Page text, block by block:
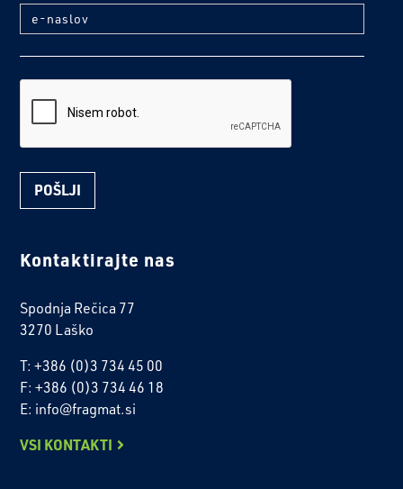
e-naslov
Kontaktirajte nas
Spodnja Rečica 77
3270 Laško
T: +386 (0)3 734 45 00
F: +386 (0)3 734 46 18
E: info@fragmat.si
VSI KONTAKTI